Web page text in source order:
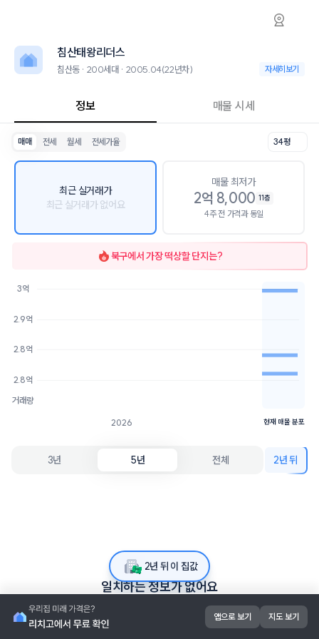
침산동 침산태왕리더스 아파트 시세·실거래가
침산태왕리더스는 침산동에 위치한 200세대 아파트로, 2005.04 입주
2026년 8월 6일 기준 32평형의 매매 시세는 2.6억, 전세는 2.2억입니
인근 학군으로는 대구달산초등학교, 대구일중학교가 있습니다.
최고 26층, 용적률 297%, 건폐율 22%의 단지입니다.
침산태왕리더스
침산태왕리더스
침산동 · 200세대 · 2005.04(22년차) 침산동 · 200
자세히보기
정보 매물 시세
매매 전세 월세 전세가율 34평
최근 실거래가
최근 실거래가 없어요
매물 최저가
2억 8,000 11층
4주 전 가격과 동일
북구에서 가장 떡상할 단지는?
2026
거래량
2.8억
2.8억
2.9억
3억
현재 매물 분포
3년 5년 전체 2년 뒤
일치하는 정보가 없어요
2년 뒤 이 집값
앱으로 보기 지도 보기